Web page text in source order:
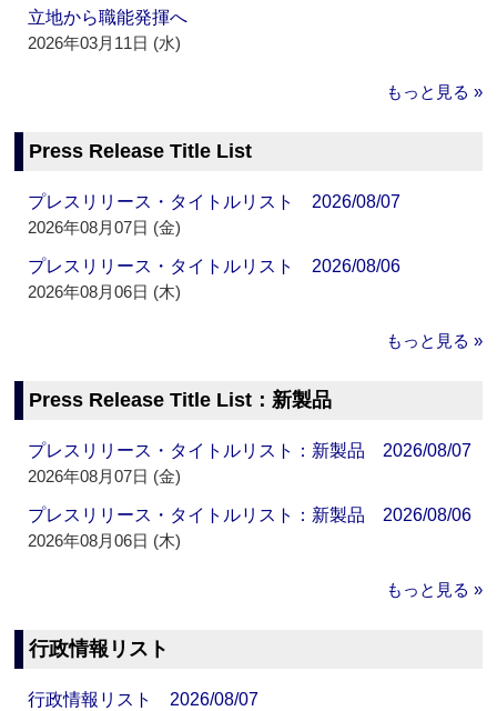
立地から職能発揮へ
2026年03月11日 (水)
もっと見る »
Press Release Title List
プレスリリース・タイトルリスト 2026/08/07
2026年08月07日 (金)
プレスリリース・タイトルリスト 2026/08/06
2026年08月06日 (木)
もっと見る »
Press Release Title List：新製品
プレスリリース・タイトルリスト：新製品 2026/08/07
2026年08月07日 (金)
プレスリリース・タイトルリスト：新製品 2026/08/06
2026年08月06日 (木)
もっと見る »
行政情報リスト
行政情報リスト 2026/08/07